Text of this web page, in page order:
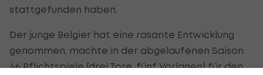
stattgefunden haben.
Der junge Belgier hat eine rasante Entwicklung
genommen, machte in der abgelaufenen Saison
46 Pflichtspiele (drei Tore, fünf Vorlagen) für den